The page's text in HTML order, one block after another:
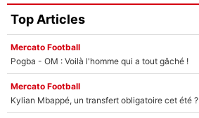
Top Articles
Mercato Football
Pogba - OM : Voilà l'homme qui a tout gâché !
Mercato Football
Kylian Mbappé, un transfert obligatoire cet été ?